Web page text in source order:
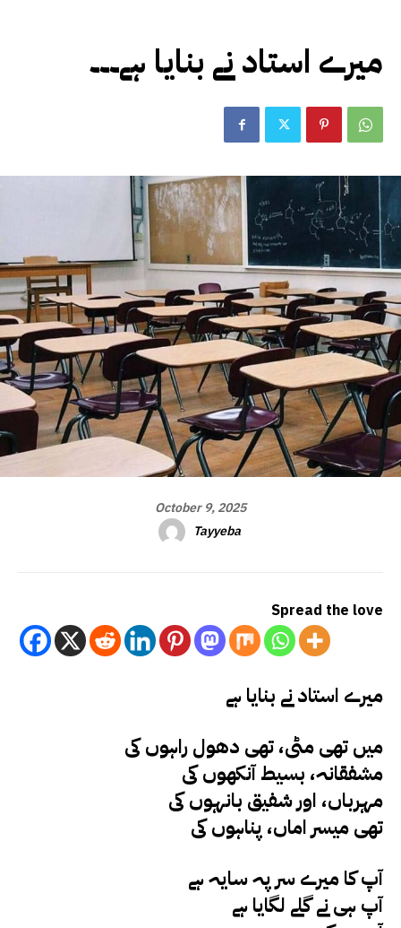
میرے استاد نے بنایا ہے۔۔۔
October 9, 2025
Tayyeba
Spread the love
میرے استاد نے بنایا ہے
میں تھی مٹی، تھی دھول راہوں کی
مشفقانہ، بسیط آنکھوں کی
مہرباں، اور شفیق بانہوں کی
تھی میسر اماں، پناہوں کی
آپ کا میرے سر پہ سایہ ہے
آپ ہی نے گلے لگایا ہے